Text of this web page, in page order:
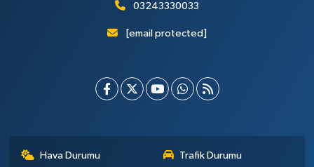
03243330033
[email protected]
Hava Durumu Trafik Durumu